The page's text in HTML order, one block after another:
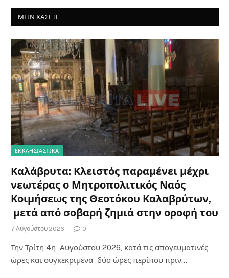
ΜΗΝ ΧΆΣΕΤΕ
ΕΚΚΛΗΣΙΑΣΤΙΚΑ
Καλάβρυτα: Κλειστός παραμένει μέχρι
νεωτέρας ο Μητροπολιτικός Ναός
Κοιμήσεως της Θεοτόκου Καλαβρύτων,
μετά από σοβαρή ζημιά στην οροφή του
7 Αυγούστου 2026 0
Την Τρίτη 4η Αυγούστου 2026, κατά τις απογευματινές
ώρες και συγκεκριμένα δύο ώρες περίπου πριν…